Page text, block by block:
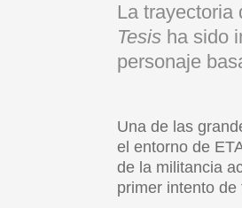
La trayectoria
Tesis ha sido
personaje
Una de las
el entorno de
de la militancia
primer intento